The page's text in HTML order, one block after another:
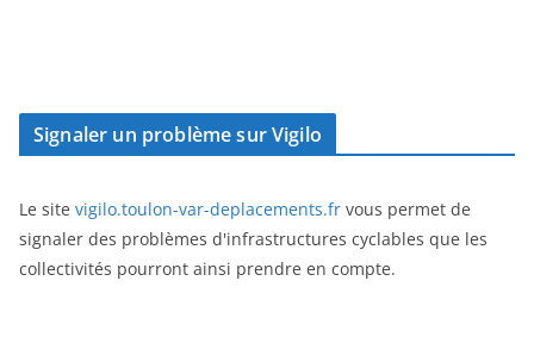
Signaler un problème sur Vigilo
Le site vigilo.toulon-var-deplacements.fr vous permet de
signaler des problèmes d'infrastructures cyclables que les
collectivités pourront ainsi prendre en compte.